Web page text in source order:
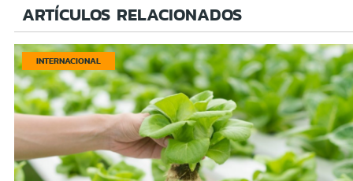
ARTÍCULOS RELACIONADOS
INTERNACIONAL